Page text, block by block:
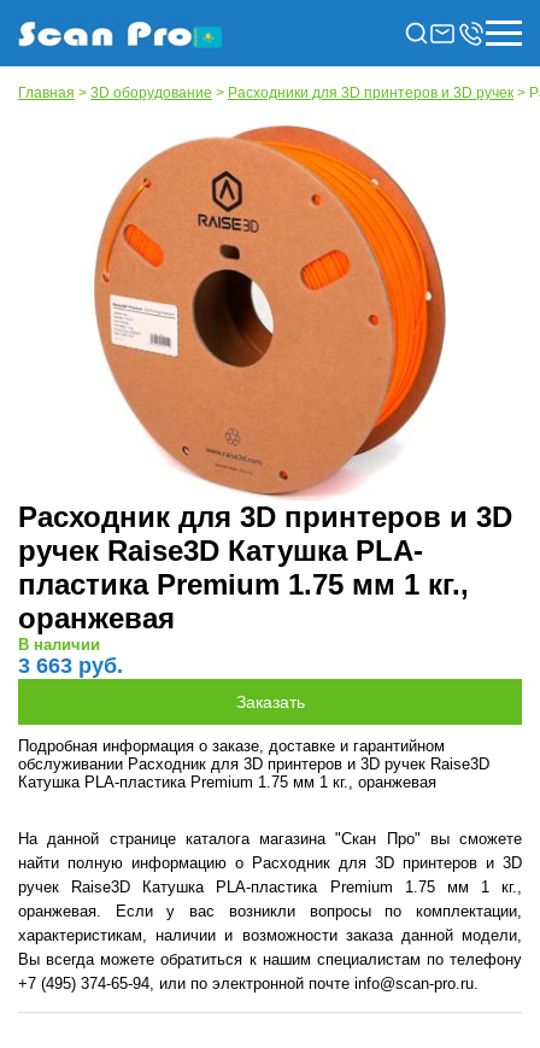
Главная > 3D оборудование > Расходники для 3D принтеров и 3D ручек >
Расходник для 3D принтеров и 3D
ручек Raise3D Катушка PLA-
пластика Premium 1.75 мм 1 кг.,
оранжевая
В наличии
3 663 руб.
Подробная информация о заказе, доставке и гарантийном
обслуживании Расходник для 3D принтеров и 3D ручек Raise3D
Катушка PLA-пластика Premium 1.75 мм 1 кг., оранжевая
На данной странице каталога магазина "Скан Про" вы сможете
найти полную информацию о Расходник для 3D принтеров и 3D
ручек Raise3D Катушка PLA-пластика Premium 1.75 мм 1 кг.,
оранжевая. Если у вас возникли вопросы по комплектации,
характеристикам, наличии и возможности заказа данной модели,
Вы всегда можете обратиться к нашим специалистам по телефону
+7 (495) 374-65-94, или по электронной почте info@scan-pro.ru.